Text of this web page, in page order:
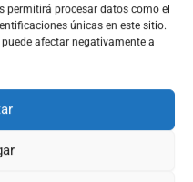
permitirá procesar datos como el
únicas en este sitio.
afectar negativamente a
cono.
son ideales para la
un tacto suave y